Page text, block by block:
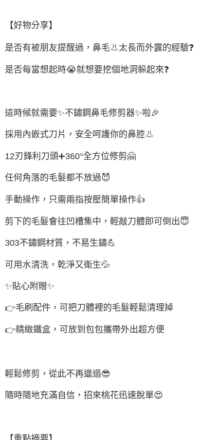
【好物分享】
是否有被朋友提醒過，鼻毛👃太長而外露的經驗❓
是否每當想起時😭就想要挖個地洞躲起來❓
這時候就需要✨不鏽鋼鼻毛修剪器✨啦🎉
採用內嵌式刀片，安全呵護你的鼻腔👃
12刃鋒利刀頭➕360°全方位修剪🤗
任何角落的毛髮都不放過😈
手動操作，只需兩指按壓簡單操作👍
剪下的毛髮會往凹槽集中，輕敲刀體即可倒出😇
303不鏽鋼材質，不易生鏽💪
可用水清洗，乾淨又衛生💦
✨貼心附贈✨
👉毛刷配件，可把刀體裡的毛髮輕鬆清理掉
👉精緻鐵盒，可放到包包攜帶外出超方便
輕鬆修剪，從此不再邋遢😎
隨時隨地充滿自信，招來桃花迅速脫單😍